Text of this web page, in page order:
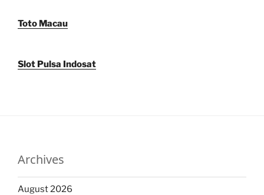
Toto Macau
Slot Pulsa Indosat
Archives
August 2026